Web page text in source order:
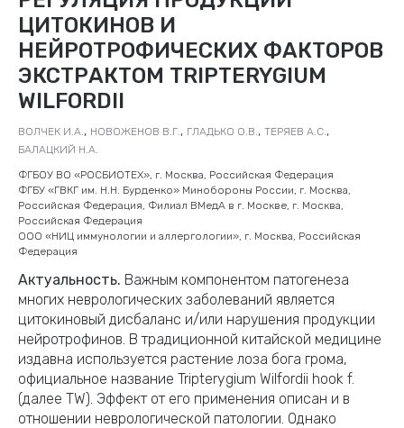
ЦИТОКИНОВ И
НЕЙРОТРОФИЧЕСКИХ ФАКТОРОВ
ЭКСТРАКТОМ TRIPTERYGIUM
WILFORDII
ФГБОУ ВО «РОСБИОТЕХ», г. Москва, Российская Федерация
ФГБУ «ГВКГ им. Н.Н. Бурденко» Минобороны России, г. Москва,
Российская Федерация, Филиал ВМедА в г. Москве, г. Москва,
Российская Федерация
ООО «НИЦ иммунологии и аллергологии», г. Москва, Российская
Федерация
Актуальность. Важным компонентом патогенеза
многих неврологических заболеваний является
цитокиновый дисбаланс и/или нарушения продукции
нейротрофинов. В традиционной китайской медицине
издавна используется растение лоза бога грома,
официальное название Tripterygium Wilfordii hook f.
(далее TW). Эффект от его применения описан и в
отношении неврологической патологии. Однако
ВОЛЧЕК И.А., НОВОЖЕНОВ В.Г., ГЛАДЬКО О.В., ТЕРЯЕВ А.С.,
БАЛАЦКИЙ Н.А.